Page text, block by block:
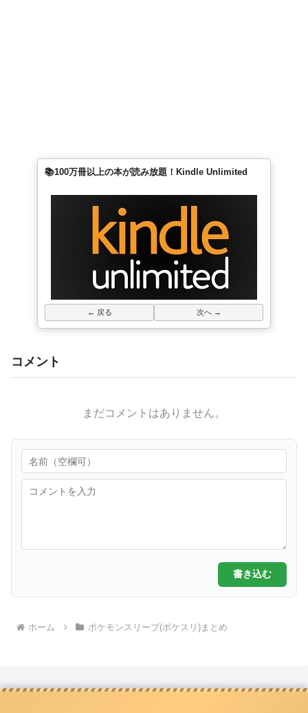
📚100万冊以上の本が読み放題！Kindle Unlimited
← 戻る 次へ →
コメント
まだコメントはありません。
書き込む
ホーム ポケモンスリープ(ポケスリ)まとめ